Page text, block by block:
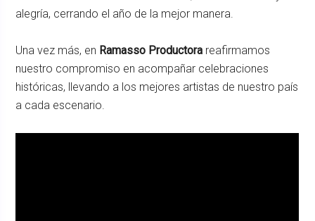
alegría, cerrando el año de la mejor manera.
Una vez más, en Ramasso Productora reafirmamos
nuestro compromiso en acompañar celebraciones
históricas, llevando a los mejores artistas de nuestro país
a cada escenario.